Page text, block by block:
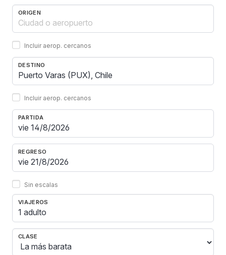
ORIGEN
Incluir aerop. cercanos
DESTINO
Incluir aerop. cercanos
PARTIDA
REGRESO
Sin escalas
VIAJEROS
1 adulto
CLASE